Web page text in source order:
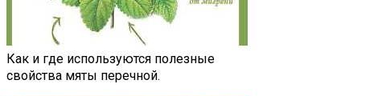
Как и где используются полезные
свойства мяты перечной.